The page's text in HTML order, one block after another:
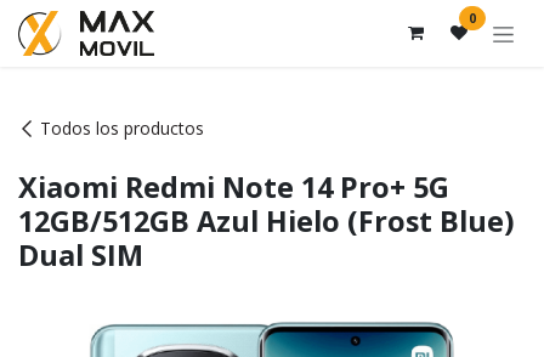
Ir al contenido 0
Todos los productos
Xiaomi Redmi Note 14 Pro+ 5G
12GB/512GB Azul Hielo (Frost Blue)
Dual SIM